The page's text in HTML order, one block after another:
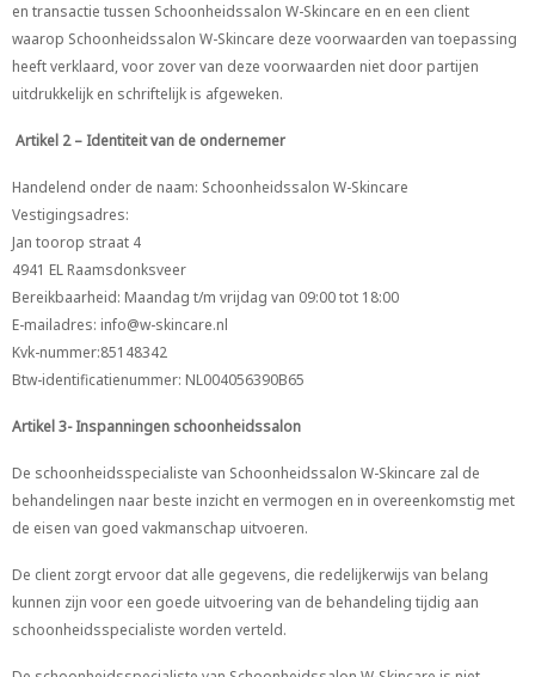
en transactie tussen Schoonheidssalon W-Skincare en en een client
waarop Schoonheidssalon W-Skincare deze voorwaarden van toepassing
heeft verklaard, voor zover van deze voorwaarden niet door partijen
uitdrukkelijk en schriftelijk is afgeweken.
Artikel 2 – Identiteit van de ondernemer
Handelend onder de naam: Schoonheidssalon W-Skincare
Vestigingsadres:
Jan toorop straat 4
4941 EL Raamsdonksveer
Bereikbaarheid: Maandag t/m vrijdag van 09:00 tot 18:00
E-mailadres: info@w-skincare.nl
Kvk-nummer:85148342
Btw-identificatienummer: NL004056390B65
Artikel 3- Inspanningen schoonheidssalon
De schoonheidsspecialiste van Schoonheidssalon W-Skincare zal de
behandelingen naar beste inzicht en vermogen en in overeenkomstig met
de eisen van goed vakmanschap uitvoeren.
De client zorgt ervoor dat alle gegevens, die redelijkerwijs van belang
kunnen zijn voor een goede uitvoering van de behandeling tijdig aan
schoonheidsspecialiste worden verteld.